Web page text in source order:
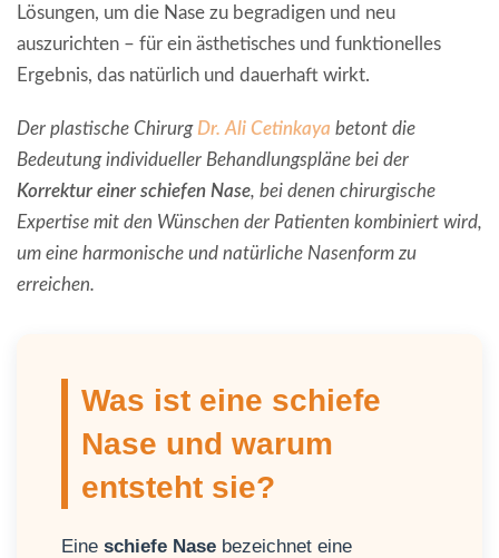
Lösungen, um die Nase zu begradigen und neu
auszurichten – für ein ästhetisches und funktionelles
Ergebnis, das natürlich und dauerhaft wirkt.
Der plastische Chirurg Dr. Ali Cetinkaya betont die
Bedeutung individueller Behandlungspläne bei der
Korrektur einer schiefen Nase, bei denen chirurgische
Expertise mit den Wünschen der Patienten kombiniert wird,
um eine harmonische und natürliche Nasenform zu
erreichen.
Was ist eine schiefe
Nase und warum
entsteht sie?
Eine schiefe Nase bezeichnet eine